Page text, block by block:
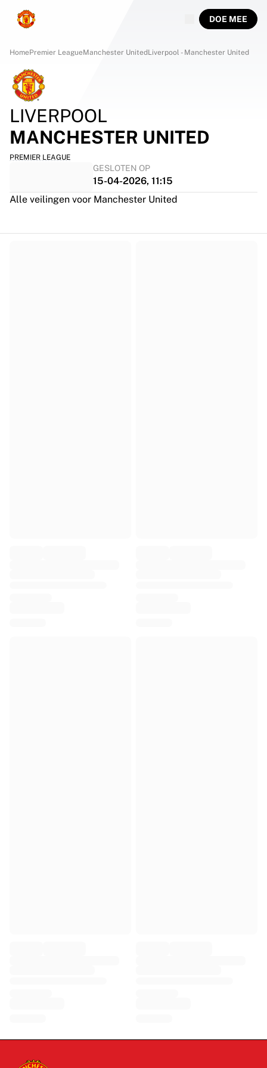
DOE MEE
HomePremier LeagueManchester UnitedLiverpool - Manchester United
LIVERPOOL
MANCHESTER UNITED
PREMIER LEAGUE
GESLOTEN OP
15-04-2026, 11:15
Alle veilingen voor Manchester United